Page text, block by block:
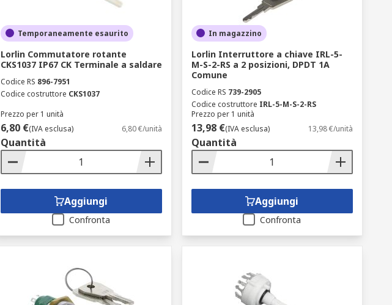
Temporaneamente esaurito
Lorlin Commutatore rotante
CKS1037 IP67 CK Terminale a saldare
Codice RS 896-7951
Codice costruttore CKS1037
Prezzo per 1 unità
6,80 €(IVA esclusa) 6,80 €/unità
Quantità
Aggiungi
Confronta
In magazzino
Lorlin Interruttore a chiave IRL-5-
M-S-2-RS a 2 posizioni, DPDT 1A
Comune
Codice RS 739-2905
Codice costruttore IRL-5-M-S-2-RS
Prezzo per 1 unità
13,98 €(IVA esclusa) 13,98 €/unità
Quantità
Aggiungi
Confronta